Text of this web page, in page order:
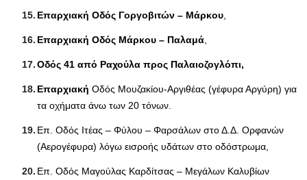
Επαρχιακή Οδός Γοργοβιτών – Μάρκου
Επαρχιακή Οδός Μάρκου – Παλαμά
Οδός 41 από Ραχούλα προς Παλαιοζογλόπι,
Επαρχιακή Οδός Μουζακίου-Αργιθέας (γέφυρα Αργύρη) για
τα οχήματα άνω των 20 τόνων.
Επ. Οδός Ιτέας – Φύλου – Φαρσάλων στο Δ.Δ. Ορφανών
(Αερογέφυρα) λόγω εισροής υδάτων στο οδόστρωμα,
Επ. Οδός Μαγούλας Καρδίτσας – Μεγάλων Καλυβίων